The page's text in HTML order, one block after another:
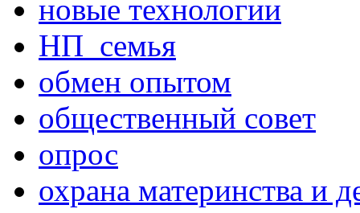
новые технологии
НП_семья
обмен опытом
общественный совет
опрос
охрана материнства и